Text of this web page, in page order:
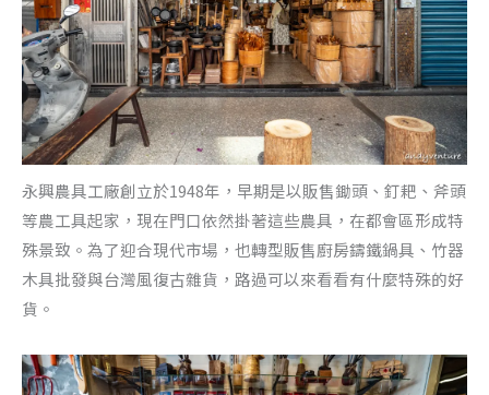
永興農具工廠創立於1948年，早期是以販售鋤頭、釘耙、斧頭
等農工具起家，現在門口依然掛著這些農具，在都會區形成特
殊景致。為了迎合現代市場，也轉型販售廚房鑄鐵鍋具、竹器
木具批發與台灣風復古雜貨，路過可以來看看有什麼特殊的好
貨。